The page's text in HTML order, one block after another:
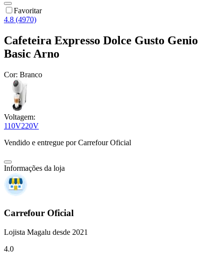
Favoritar
4.8 (4970)
Cafeteira Expresso Dolce Gusto Genio
Basic Arno
Cor: Branco
Voltagem:
110V220V
Vendido e entregue por Carrefour Oficial
Informações da loja
Carrefour Oficial
Lojista Magalu desde 2021
4.0